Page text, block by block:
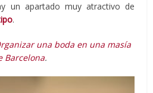
un apartado muy atractivo de
.
una boda en una masía
Barcelona.